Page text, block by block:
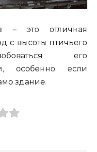
– это отличная
с высоты птичьего
его
особенно если
здание.